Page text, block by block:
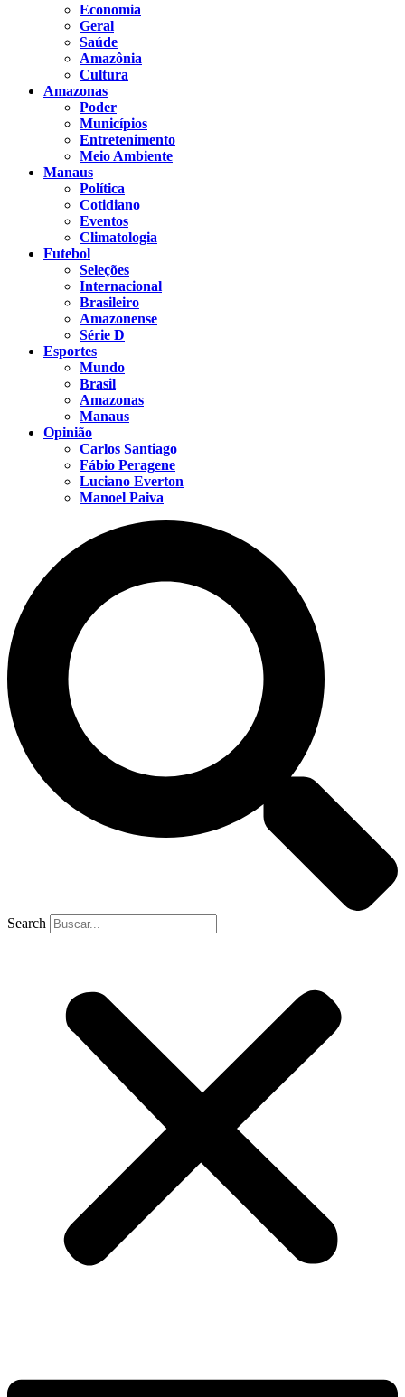
Economia
Geral
Saúde
Amazônia
Cultura
Amazonas
Poder
Municípios
Entretenimento
Meio Ambiente
Manaus
Política
Cotidiano
Eventos
Climatologia
Futebol
Seleções
Internacional
Brasileiro
Amazonense
Série D
Esportes
Mundo
Brasil
Amazonas
Manaus
Opinião
Carlos Santiago
Fábio Peragene
Luciano Everton
Manoel Paiva
Search